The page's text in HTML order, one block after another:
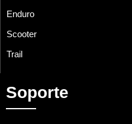
Enduro
Scooter
Trail
Soporte